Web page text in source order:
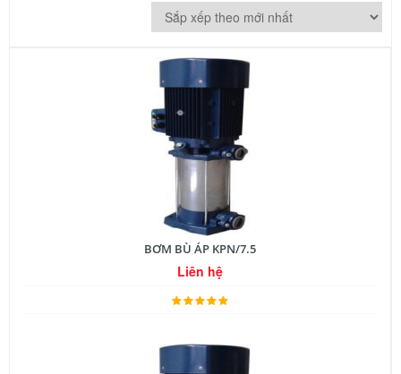
BƠM BÙ ÁP KPN/7.5
Liên hệ